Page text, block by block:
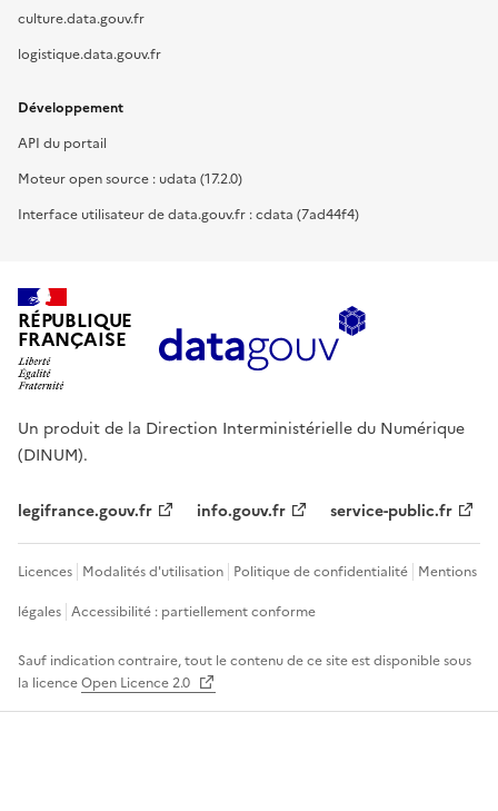
culture.data.gouv.fr
logistique.data.gouv.fr
Développement
API du portail
Moteur open source : udata (17.2.0)
Interface utilisateur de data.gouv.fr : cdata (7ad44f4)
RÉPUBLIQUE
FRANÇAISE
Un produit de la Direction Interministérielle du Numérique
(DINUM).
legifrance.gouv.fr info.gouv.fr service-public.fr
Licences Modalités d'utilisation Politique de confidentialité Mentions
légales Accessibilité : partiellement conforme
Sauf indication contraire, tout le contenu de ce site est disponible sous
la licenceOpen Licence 2.0